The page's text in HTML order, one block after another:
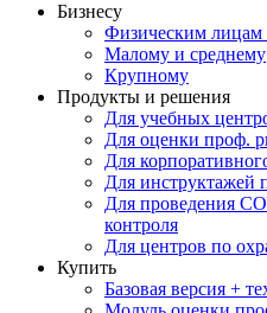
Бизнесу
Физическим лицам
Малому и среднему
Крупному
Продукты и решения
Для учебных
Для оценки проф.
Для
Для инструктажей
Для проведения
контроля
Для центров по
Купить
Базовая версия +